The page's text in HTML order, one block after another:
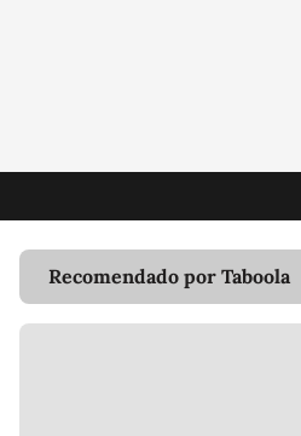
Recomendado por Taboola